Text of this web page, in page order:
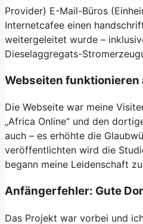
Provider) E-Mail-Büros
Internetcafee einen
weitergeleitet wurde –
Dieselaggregats-
Webseiten
Die Webseite war meine
„Africa Online“ und den
auch – es erhöhte die
veröffentlichten wird die
begann meine Leidenschaft
Anfängerfehler: Gute
Das Projekt war vorbei und